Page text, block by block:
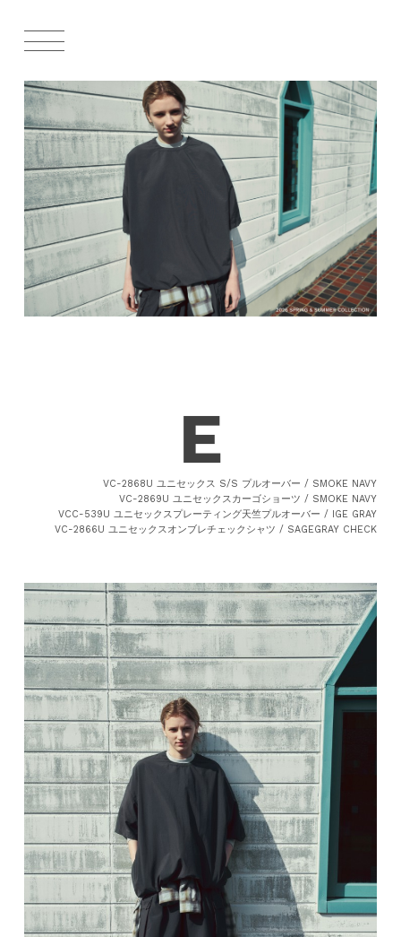
VC-2868U ユニセックス S/S プルオーバー / SMOKE NAVY
VC-2869U ユニセックスカーゴショーツ / SMOKE NAVY
VCC-539U ユニセックスプレーティング天竺プルオーバー / IGE GRAY
VC-2866U ユニセックスオンブレチェックシャツ / SAGEGRAY CHECK